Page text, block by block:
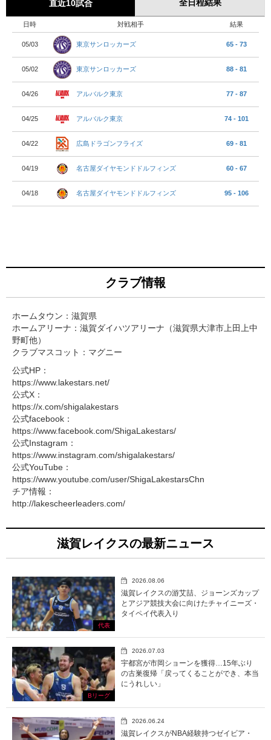
直近10試合 全日程結果
日時 対戦相手 結果
05/03 東京サンロッカーズ 65 - 73
05/02 東京サンロッカーズ 88 - 81
04/26 アルバルク東京 77 - 87
04/25 アルバルク東京 74 - 101
04/22 広島ドラゴンフライズ 69 - 81
04/19 名古屋ダイヤモンドドルフィンズ 60 - 67
04/18 名古屋ダイヤモンドドルフィンズ 95 - 106
クラブ情報
ホームタウン：滋賀県
ホームアリーナ：滋賀ダイハツアリーナ（滋賀県大津市上田上中
野町他）
クラブマスコット：マグニー
公式HP：
https://www.lakestars.net/
公式X：
https://x.com/shigalakestars
公式facebook：
https://www.facebook.com/ShigaLakestars/
公式Instagram：
https://www.instagram.com/shigalakestars/
公式YouTube：
https://www.youtube.com/user/ShigaLakestarsChn
チア情報：
http://lakescheerleaders.com/
滋賀レイクスの最新ニュース
代表
2026.08.06
滋賀レイクスの游艾喆、ジョーンズカップ
とアジア競技大会に向けたチャイニーズ・
タイペイ代表入り
Bリーグ
2026.07.03
宇都宮が市岡ショーンを獲得…15年ぶり
の古巣復帰「戻ってくることができ、本当
にうれしい」
2026.06.24
滋賀レイクスがNBA経験持つゼイビア・